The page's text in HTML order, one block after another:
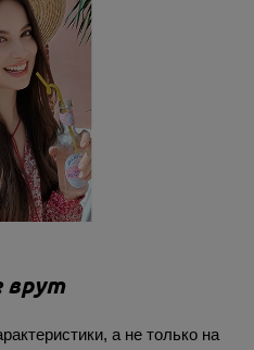
врут
а не только на